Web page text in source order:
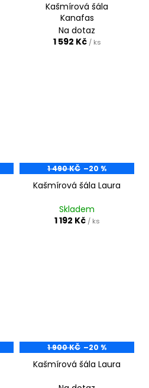
Kašmírová šála
Kanafas
Na dotaz
1 592 Kč / ks
1 490 KČ –20 %
Kašmírová šála Laura
Skladem
1 192 Kč / ks
1 900 KČ –20 %
Kašmírová šála Laura